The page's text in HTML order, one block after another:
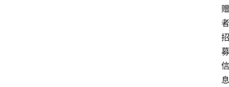
赠
者
招
募
信
息